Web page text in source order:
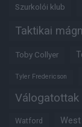
Szurkolói klub
Taktikai
Toby Collyer
Tyler Fredericson
Válogatottak
Watford